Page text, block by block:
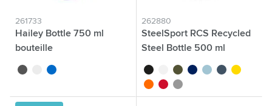
261733
Hailey Bottle 750 ml
bouteille
noir blancbleu
262880
SteelSport RCS Recycled
Steel Bottle 500 ml
noir blancvert bleu baby blue
bleu/vert
jaune
orangerougeargenté